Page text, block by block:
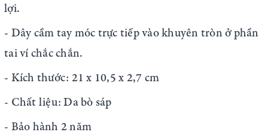
lợi.
- Dây cầm tay móc trực tiếp vào khuyên tròn ở phần
tai ví chắc chắn.
- Kích thước: 21 x 10,5 x 2,7 cm
- Chất liệu: Da bò sáp
- Bảo hành 2 năm